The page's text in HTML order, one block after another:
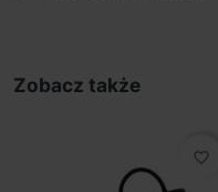
Zobacz także
favorite_border